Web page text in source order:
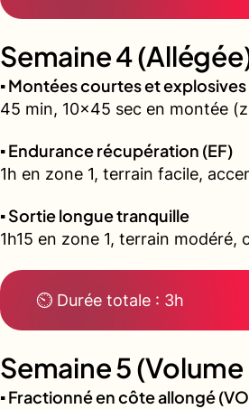
Semaine 4
▪️ Montées courtes et
45 min, 10x45 sec en montée
▪️ Endurance récupération (EF)
1h en zone 1, terrain facile,
▪️ Sortie longue tranquille
1h15 en zone 1, terrain
⏲ Durée totale : 3h
Semaine 5
▪️ Fractionné en côte allongé